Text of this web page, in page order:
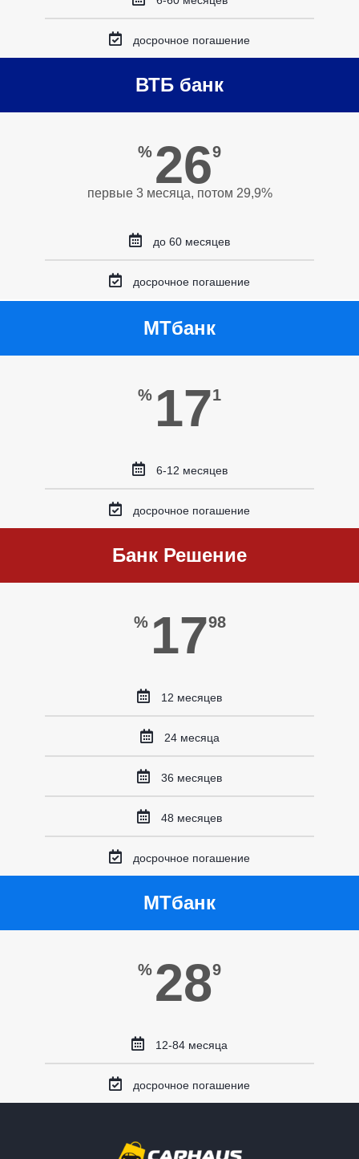
досрочное погашение
ВТБ банк
% 269
первые 3 месяца, потом 29,9%
до 60 месяцев
досрочное погашение
МТбанк
% 171
6-12 месяцев
досрочное погашение
Банк Решение
% 1798
12 месяцев
24 месяца
36 месяцев
48 месяцев
досрочное погашение
МТбанк
% 289
12-84 месяца
досрочное погашение